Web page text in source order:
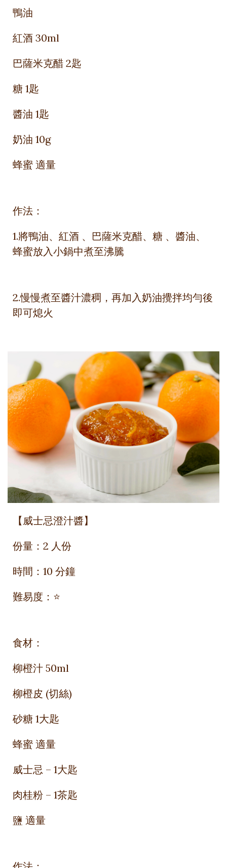
鴨油
紅酒 30ml
巴薩米克醋 2匙
糖 1匙
醬油 1匙
奶油 10g
蜂蜜 適量
作法：
1.將鴨油、紅酒 、巴薩米克醋、糖 、醬油、
蜂蜜放入小鍋中煮至沸騰
2.慢慢煮至醬汁濃稠，再加入奶油攪拌均勻後
即可熄火
【威士忌澄汁醬】
份量： 2 人份
時間： 10 分鐘
難易度： ⭐
食材：
柳橙汁 50ml
柳橙皮 (切絲)
砂糖 1大匙
蜂蜜 適量
威士忌 – 1大匙
肉桂粉 – 1茶匙
鹽 適量